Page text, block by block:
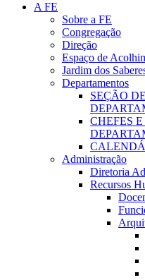
A FE
Sobre a FE
Congregação
Direção
Espaço de
Jardim dos
Departamentos
SEÇÃO
CHEFES
Administração
Diretoria
Recursos